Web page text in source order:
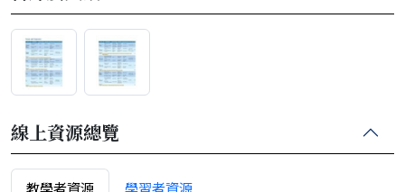
線上資源總覽
教學者資源 學習者資源